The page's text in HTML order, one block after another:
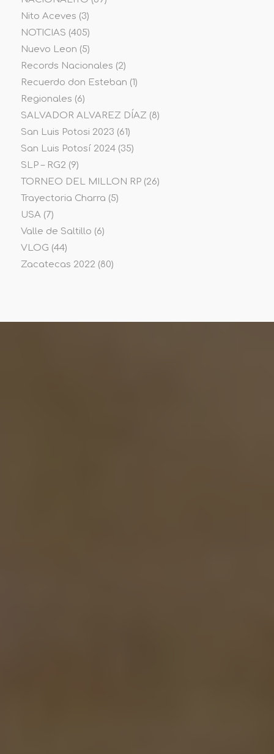
Nito Aceves (3)
NOTICIAS (405)
Nuevo Leon (5)
Records Nacionales (2)
Recuerdo don Esteban (1)
Regionales (6)
SALVADOR ALVAREZ DÍAZ (8)
San Luis Potosi 2023 (61)
San Luis Potosí 2024(35)
SLP – RG2 (9)
TORNEO DEL MILLON RP(26)
Trayectoria Charra (5)
USA(7)
Valle de Saltillo (6)
VLOG (44)
Zacatecas 2022 (80)